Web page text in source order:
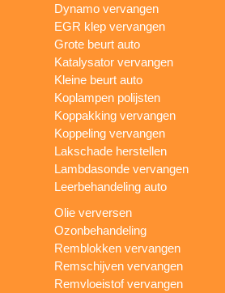
Dynamo vervangen
EGR klep vervangen
Grote beurt auto
Katalysator vervangen
Kleine beurt auto
Koplampen polijsten
Koppakking vervangen
Koppeling vervangen
Lakschade herstellen
Lambdasonde vervangen
Leerbehandeling auto
Olie verversen
Ozonbehandeling
Remblokken vervangen
Remschijven vervangen
Remvloeistof vervangen